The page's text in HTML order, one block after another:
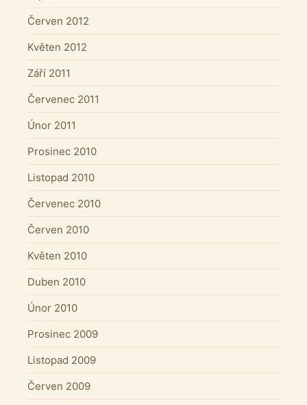
Červen 2012
Květen 2012
Září 2011
Červenec 2011
Únor 2011
Prosinec 2010
Listopad 2010
Červenec 2010
Červen 2010
Květen 2010
Duben 2010
Únor 2010
Prosinec 2009
Listopad 2009
Červen 2009